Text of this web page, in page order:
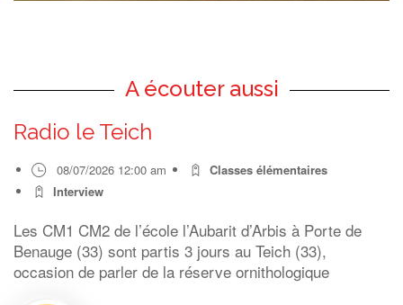
A écouter aussi
Radio le Teich
08/07/2026 12:00 am
Classes élémentaires
Interview
Les CM1 CM2 de l’école l’Aubarit d’Arbis à Porte de
Benauge (33) sont partis 3 jours au Teich (33),
occasion de parler de la réserve ornithologique